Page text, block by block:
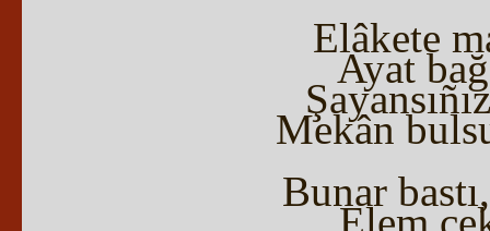
Elâkete
Ayat
Mekân
Bunar